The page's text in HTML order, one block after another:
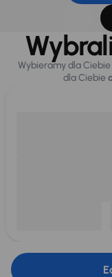
Wybieramy dla Ciebie
dla Ciebie